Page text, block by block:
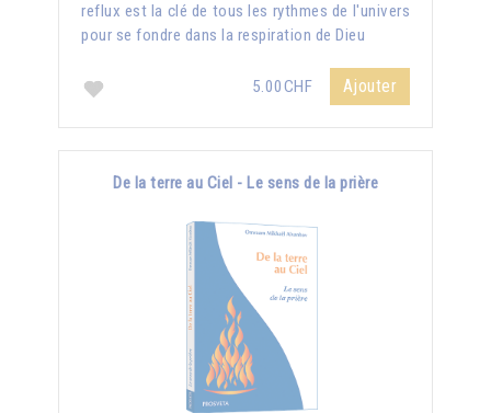
reflux est la clé de tous les rythmes de l'univers
pour se fondre dans la respiration de Dieu
5.00CHF Ajouter
De la terre au Ciel - Le sens de la prière